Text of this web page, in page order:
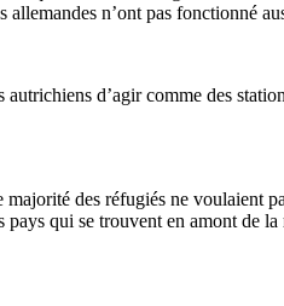
n’ont pas fonctionné
d’agir comme des
majorité des réfugiés ne voulaient
qui se trouvent en amont de la